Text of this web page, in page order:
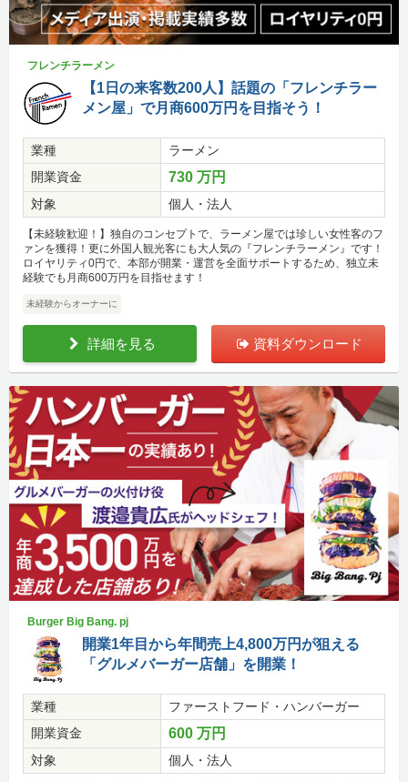
フレンチラーメン
【1日の来客数200人】話題の「フレンチラー
メン屋」で月商600万円を目指そう！
業種
ラーメン
開業資金
730 万円
対象 個人・法人
【未経験歓迎！】独自のコンセプトで、ラーメン屋では珍しい女性客のフ
ァンを獲得！更に外国人観光客にも大人気の『フレンチラーメン』です！
ロイヤリティ0円で、本部が開業・運営を全面サポートするため、独立未
経験でも月商600万円を目指せます！
未経験からオーナーに
詳細を見る 資料ダウンロード
Burger Big Bang. pj
開業1年目から年間売上4,800万円が狙える
「グルメバーガー店舗」を開業！
業種
ファーストフード・ハンバーガー
開業資金
600 万円
対象 個人・法人